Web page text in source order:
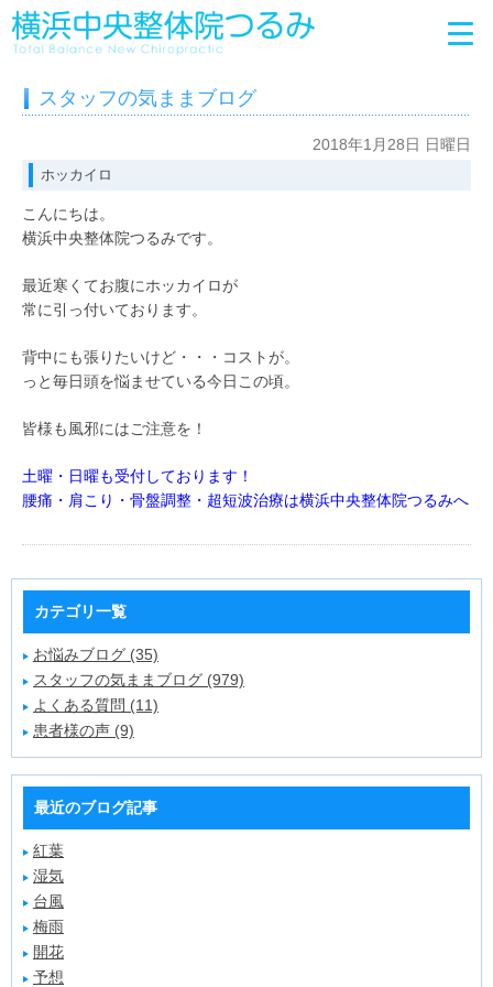
スタッフの気ままブログ
2018年1月28日 日曜日
ホッカイロ
こんにちは。
横浜中央整体院つるみです。
最近寒くてお腹にホッカイロが
常に引っ付いております。
背中にも張りたいけど・・・コストが。
っと毎日頭を悩ませている今日この頃。
皆様も風邪にはご注意を！
土曜・日曜も受付しております！
腰痛・肩こり・骨盤調整・超短波治療は横浜中央整体院つるみへ
カテゴリ一覧
お悩みブログ (35)
スタッフの気ままブログ (979)
よくある質問 (11)
患者様の声 (9)
最近のブログ記事
紅葉
湿気
台風
梅雨
開花
予想